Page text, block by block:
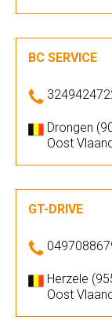
BC SERVICE
Drongen
Oost
GT-DRIVE
Herzele
Oost